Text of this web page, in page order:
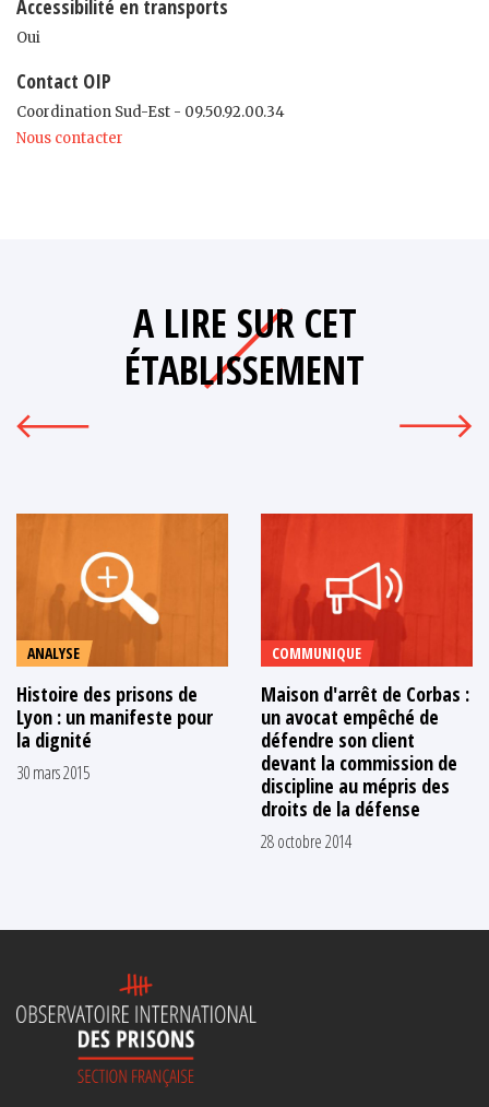
Accessibilité en transports
Oui
Contact OIP
Coordination Sud-Est - 09.50.92.00.34
Nous contacter
A LIRE SUR CET
ÉTABLISSEMENT
ANALYSE
Histoire des prisons de
Lyon : un manifeste pour
la dignité
30 mars 2015
COMMUNIQUE
Maison d'arrêt de Corbas :
un avocat empêché de
défendre son client
devant la commission de
discipline au mépris des
droits de la défense
28 octobre 2014